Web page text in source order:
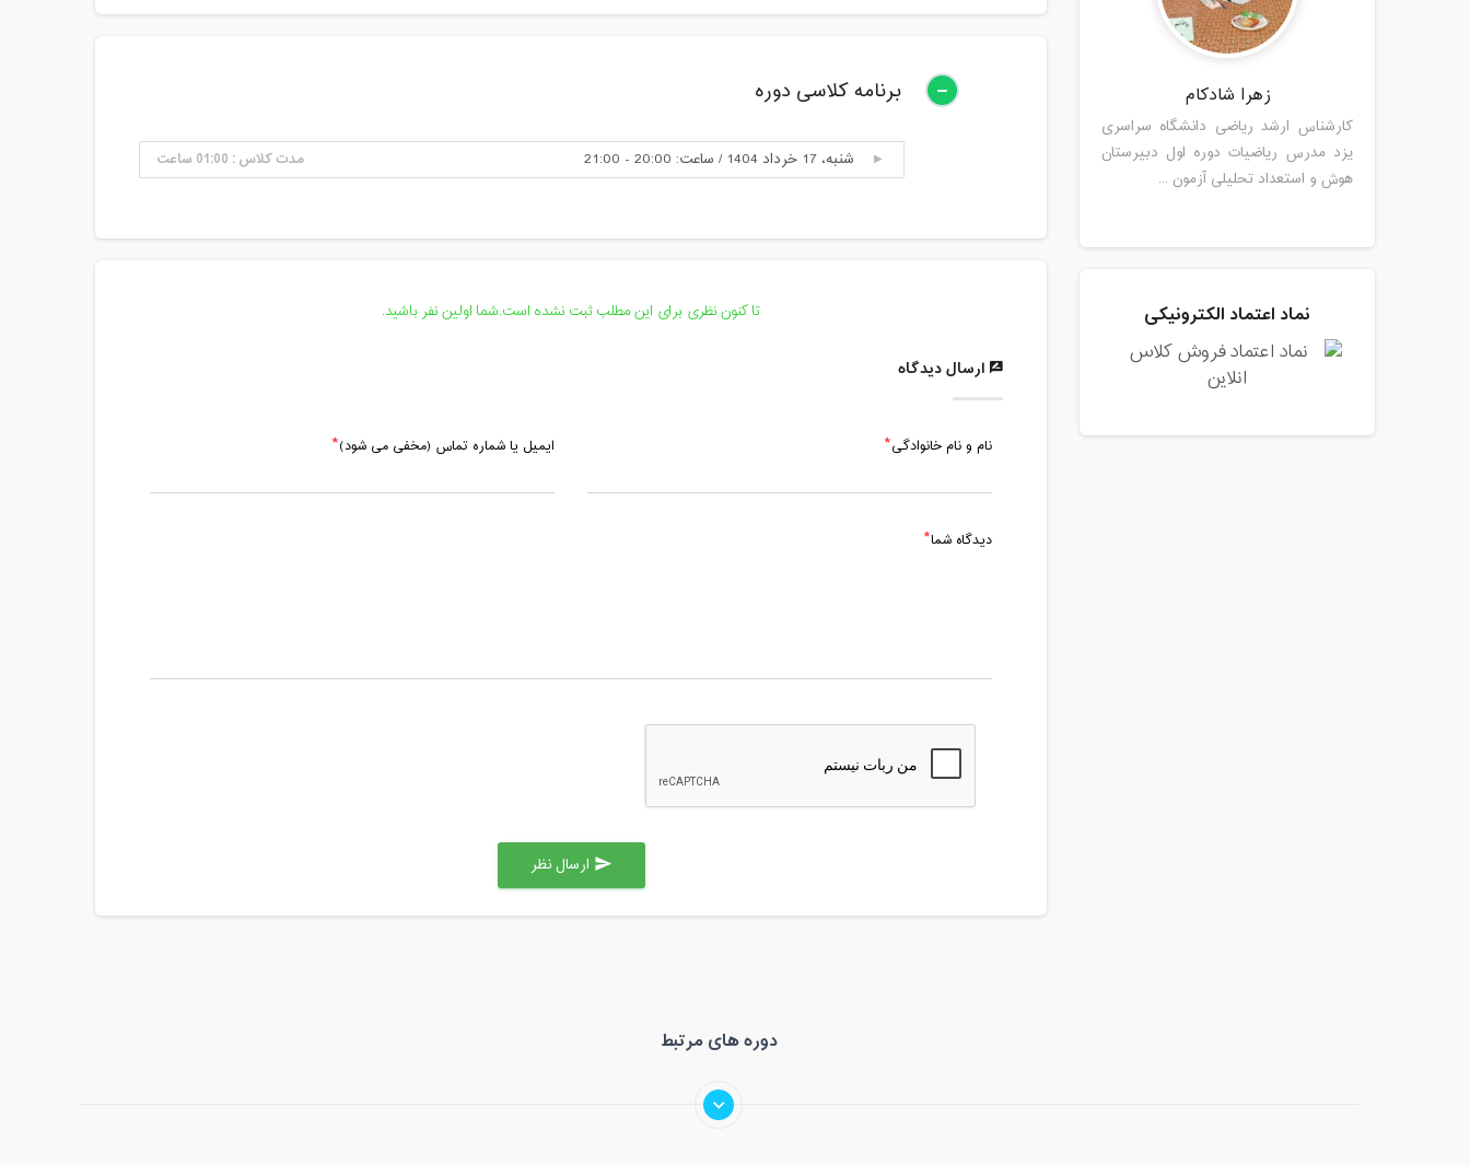
برنامه کلاسی دوره
شنبه، 17 خرداد 1404 / ساعت: 20:00 - 21:00 مدت کلاس : 01:00 ساعت
تا کنون نظری برای این مطلب ثبت نشده است.شما اولین نفر باشید.
ارسال دیدگاه
نام و نام خانوادگی ایمیل یا شماره تماس (مخفی می شود)
دیدگاه شما
send
زهرا شادکام
کارشناس ارشد ریاضی دانشگاه سراسری
یزد مدرس ریاضیات دوره اول دبیرستان
هوش و استعداد تحلیلی آزمون ...
نماد اعتماد الکترونیکی
دوره های مرتبط